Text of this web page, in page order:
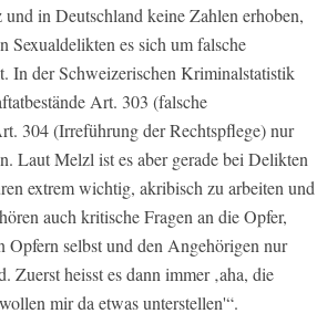
in Deutschland keine Zahlen erhoben,
Sexualdelikten es sich um falsche
In der Schweizerischen Kriminalstatistik
Art. 303 (falsche
304 (Irreführung der Rechtspflege) nur
Laut Melzl ist es aber gerade bei Delikten
extrem wichtig, akribisch zu arbeiten und
auch kritische Fragen an die Opfer,
Opfern selbst und den Angehörigen nur
Zuerst heisst es dann immer ‚aha, die
mir da etwas unterstellen'“.